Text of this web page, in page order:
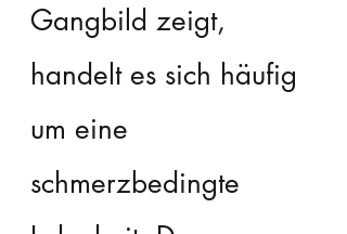
Gangbild zeigt,
handelt es sich häufig
um eine
schmerzbedingte